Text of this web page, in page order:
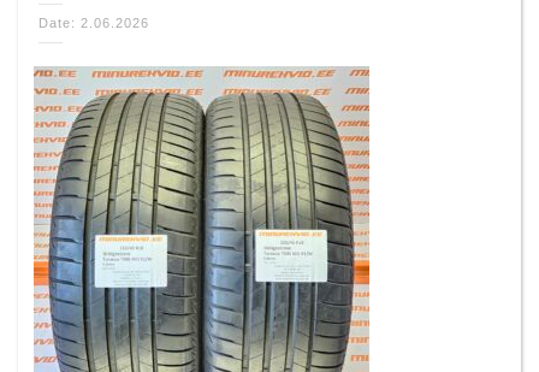
Date: 2.06.2026